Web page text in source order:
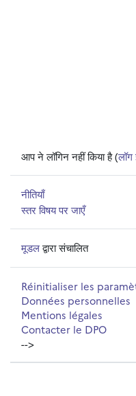
आप ने लॉगिन नहीं किया है (
नीतियाँ
स्तर विषय पर जाएँ
मूडलद्वारा संचालित
Réinitialiser les
Données personnelles
Mentions légales
Contacter le DPO
-->